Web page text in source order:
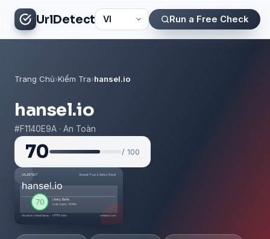
UrlDetect Run a Free Check
Trang Chủ›Kiểm Tra›hansel.io
hansel.io
#F1140E9A · An Toàn
70 / 100